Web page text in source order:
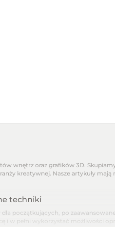
wnętrz oraz grafików 3D.
kreatywnej. Nasze artykuły
techniki
początkujących, po
i w pełni wykorzystać możliwości